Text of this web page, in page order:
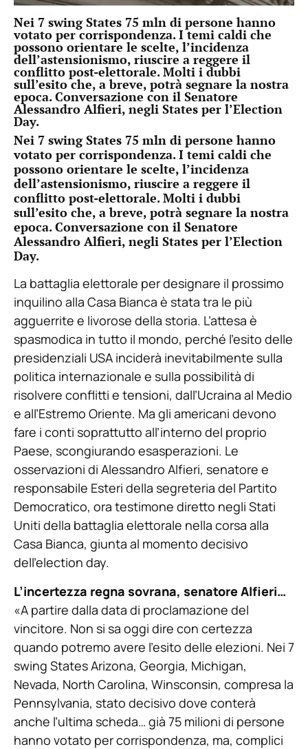
Nei 7 swing States 75 mln di persone hanno
votato per corrispondenza. I temi caldi che
possono orientare le scelte, l’incidenza
dell’astensionismo, riuscire a reggere il
conflitto post-elettorale. Molti i dubbi
sull’esito che, a breve, potrà segnare la nostra
epoca. Conversazione con il Senatore
Alessandro Alfieri, negli States per l’Election
Day.
Nei 7 swing States 75 mln di persone hanno
votato per corrispondenza. I temi caldi che
possono orientare le scelte, l’incidenza
dell’astensionismo, riuscire a reggere il
conflitto post-elettorale. Molti i dubbi
sull’esito che, a breve, potrà segnare la nostra
epoca. Conversazione con il Senatore
Alessandro Alfieri, negli States per l’Election
Day.
La battaglia elettorale per designare il prossimo
inquilino alla Casa Bianca è stata tra le più
agguerrite e livorose della storia. L’attesa è
spasmodica in tutto il mondo, perché l’esito delle
presidenziali USA inciderà inevitabilmente sulla
politica internazionale e sulla possibilità di
risolvere conflitti e tensioni, dall’Ucraina al Medio
e all’Estremo Oriente. Ma gli americani devono
fare i conti soprattutto all’interno del proprio
Paese, scongiurando esasperazioni. Le
osservazioni di Alessandro Alfieri, senatore e
responsabile Esteri della segreteria del Partito
Democratico, ora testimone diretto negli Stati
Uniti della battaglia elettorale nella corsa alla
Casa Bianca, giunta al momento decisivo
dell’election day.
L’incertezza regna sovrana, senatore Alfieri…
«A partire dalla data di proclamazione del
vincitore. Non si sa oggi dire con certezza
quando potremo avere l’esito delle elezioni. Nei 7
swing States Arizona, Georgia, Michigan,
Nevada, North Carolina, Winsconsin, compresa la
Pennsylvania, stato decisivo dove conterà
anche l’ultima scheda… già 75 milioni di persone
hanno votato per corrispondenza, ma, complici